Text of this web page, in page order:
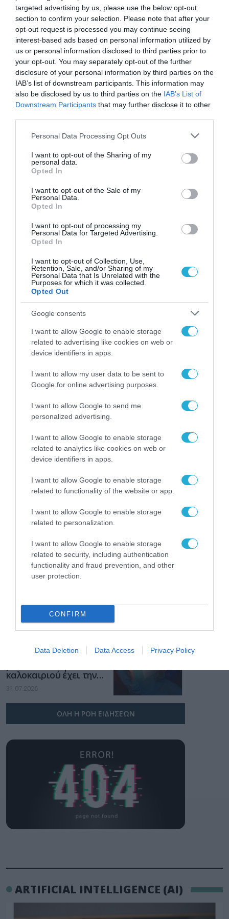
targeted advertising by us, please use the below opt-out
section to confirm your selection. Please note that after your
opt-out request is processed you may continue seeing
interest-based ads based on personal information utilized by
us or personal information disclosed to third parties prior to
your opt-out. You may separately opt-out of the further
disclosure of your personal information by third parties on the
IAB’s list of downstream participants. This information may
also be disclosed by us to third parties on the IAB’s List of
Downstream Participants that may further disclose it to other
Please note that this website/app uses one or more Google
not limited to your visit or usage behaviour. You may click to
grant or deny consent to Google and its third-party tags to
use your data for below specified purposes in below Google
consent section.
Personal Data Processing Opt Outs
I want to opt-out of the Sharing of my
personal data.
Opted In
I want to opt-out of the Sale of my
Personal Data.
Opted In
I want to opt-out of processing my
Personal Data for Targeted Advertising.
Opted In
I want to opt-out of Collection, Use,
Retention, Sale, and/or Sharing of my
Personal Data that Is Unrelated with the
Purposes for which it was collected.
Opted Out
Google consents
I want to allow Google to enable storage
related to advertising like cookies on web or
device identifiers in apps.
I want to allow my user data to be sent to
Google for online advertising purposes.
I want to allow Google to send me
personalized advertising.
I want to allow Google to enable storage
related to analytics like cookies on web or
device identifiers in apps.
I want to allow Google to enable storage
related to functionality of the website or app.
I want to allow Google to enable storage
related to personalization.
I want to allow Google to enable storage
related to security, including authentication
functionality and fraud prevention, and other
user protection.
CONFIRM
Data Deletion Data Access Privacy Policy
χαρούμενους.», αναφέρει οΠαναγιώτης
Γκεζερλής, ιδρυτής της AI Academy.
TAGS: AI ACADEMY
ΡΟΗ ΕΙΔΗΣΕΩΝ
Το χρηματοδοτούμενο
Gaming Police”
ενισχύει την ασφάλεια
των παιδιών στο
31.07.2026
ΑΑΔΕ: Διευκρινίσεις
για τα πρόστιμα σε
αφορούν τους ΦΗΜ
31.07.2026
Σ. Καλαφάτης: «Η
Τεχνητή Νοημοσύνη
δεν είναι απλώς μια
νέα τεχνολογία, είναι
μια νέα βιομηχανική
για τη χρηματοδότηση
των ελληνικών
επιχειρήσεων στον
31.07.2026
Η πιο ταξιδιάρικη
καλοκαιριού έχει την
υπογραφή της Xiaomi
31.07.2026
ΟΛΗ Η ΡΟΗ ΕΙΔΗΣΕΩΝ
ARTIFICIAL INTELLIGENCE (AI)